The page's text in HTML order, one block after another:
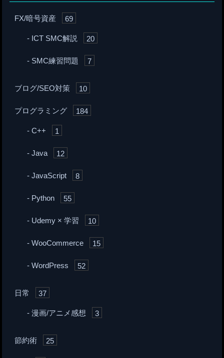
FX/暗号資産 69
ICT SMC解説 20
SMC練習問題 7
ブログ/SEO対策 10
プログラミング 184
C++ 1
Java 12
JavaScript 8
Python 55
Udemy × 学習 10
WooCommerce 15
WordPress 52
日常 37
漫画/アニメ感想 3
節約術 25